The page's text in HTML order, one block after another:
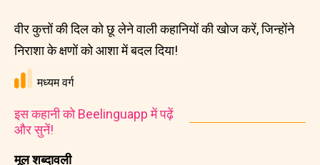
मूल शब्दावली
वीर कुत्तों की दिल को छू लेने वाली कहानियों की खोज करें, जिन्होंने
निराशा के क्षणों को आशा में बदल दिया!
मध्यम वर्ग
इस कहानी को Beelinguapp में पढ़ें
और सुनें!